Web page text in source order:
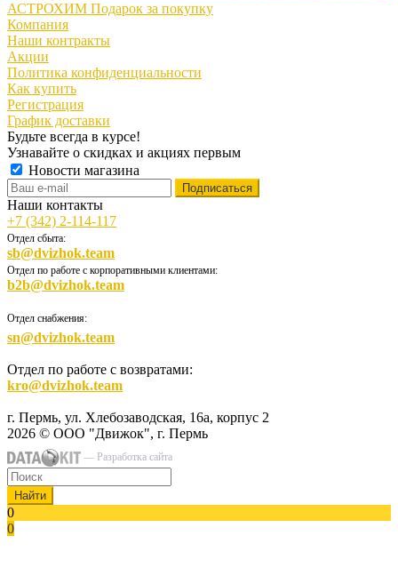
АСТРОХИМ Подарок за покупку
Компания
Наши контракты
Акции
Политика конфиденциальности
Как купить
Регистрация
График доставки
Будьте всегда в курсе!
Узнавайте о скидках и акциях первым
Новости магазина
Наши контакты
+7 (342) 2-114-117
Отдел сбыта:
sb@dvizhok.team
Отдел по работе с корпоративными клиентами:
b2b@dvizhok.team
Отдел снабжения:
sn@dvizhok.team
Отдел по работе с возвратами:
kro@dvizhok.team
г. Пермь, ул. Хлебозаводская, 16а, корпус 2
2026 © ООО "Движок", г. Пермь
— Разработка сайта
Найти
0
0